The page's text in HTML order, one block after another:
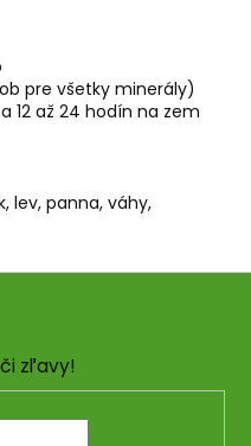
pre všetky minerály)
12 až 24 hodín na zem
lev, panna, váhy,
zľavy!